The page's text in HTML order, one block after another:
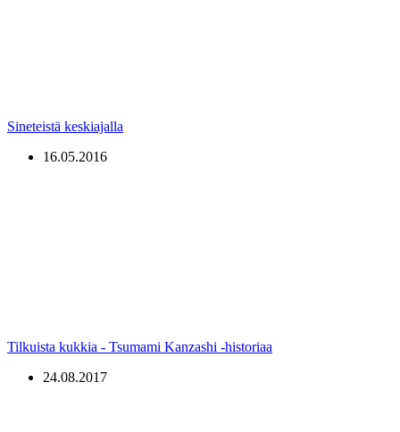
Sineteistä keskiajalla
16.05.2016
Tilkuista kukkia - Tsumami Kanzashi -historiaa
24.08.2017